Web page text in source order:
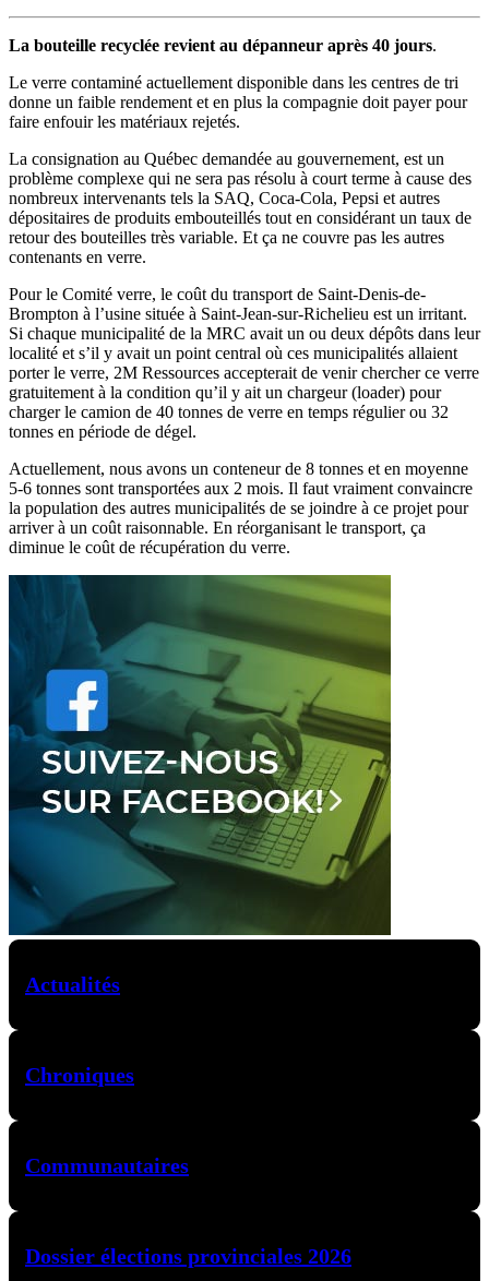
La bouteille recyclée revient au dépanneur après 40 jours.
Le verre contaminé actuellement disponible dans les centres de tri
donne un faible rendement et en plus la compagnie doit payer pour
faire enfouir les matériaux rejetés.
La consignation au Québec demandée au gouvernement, est un
problème complexe qui ne sera pas résolu à court terme à cause des
nombreux intervenants tels la SAQ, Coca‑Cola, Pepsi et autres
dépositaires de produits embouteillés tout en considérant un taux de
retour des bouteilles très variable. Et ça ne couvre pas les autres
contenants en verre.
Pour le Comité verre, le coût du transport de Saint-Denis-de-
Brompton à l’usine située à Saint-Jean-sur-Richelieu est un irritant.
Si chaque municipalité de la MRC avait un ou deux dépôts dans leur
localité et s’il y avait un point central où ces municipalités allaient
porter le verre, 2M Ressources accepterait de venir chercher ce verre
gratuitement à la condition qu’il y ait un chargeur (loader) pour
charger le camion de 40 tonnes de verre en temps régulier ou 32
tonnes en période de dégel.
Actuellement, nous avons un conteneur de 8 tonnes et en moyenne
5-6 tonnes sont transportées aux 2 mois. Il faut vraiment convaincre
la population des autres municipalités de se joindre à ce projet pour
arriver à un coût raisonnable. En réorganisant le transport, ça
diminue le coût de récupération du verre.
Actualités
Chroniques
Communautaires
Dossier élections provinciales 2026